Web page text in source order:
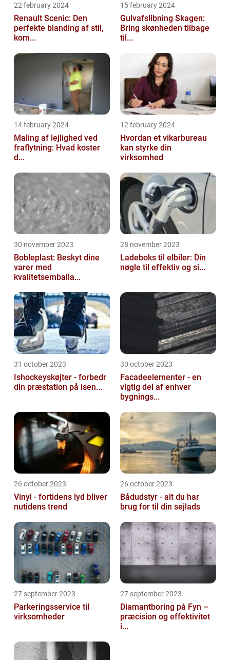
22 february 2024
Renault Scenic: Den
perfekte blanding af stil,
kom...
15 february 2024
Gulvafslibning Skagen:
Bring skønheden tilbage
til...
14 february 2024
Maling af lejlighed ved
fraflytning: Hvad koster
d...
12 february 2024
Hvordan et vikarbureau
kan styrke din
virksomhed
30 november 2023
Bobleplast: Beskyt dine
varer med
kvalitetsemballa...
28 november 2023
Ladeboks til elbiler: Din
nøgle til effektiv og si...
31 october 2023
Ishockeyskøjter - forbedr
din præstation på isen...
30 october 2023
Facadeelementer - en
vigtig del af enhver
bygnings...
26 october 2023
Vinyl - fortidens lyd bliver
nutidens trend
26 october 2023
Bådudstyr - alt du har
brug for til din sejlads
27 september 2023
Parkeringsservice til
virksomheder
27 september 2023
Diamantboring på Fyn –
præcision og effektivitet
i...